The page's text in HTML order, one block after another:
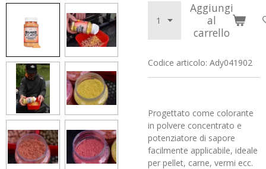
Aggiungi
al
carrello
Codice articolo: Ady041902
Progettato come colorante
in polvere concentrato e
potenziatore di sapore
facilmente applicabile, ideale
per pellet, carne, vermi ecc.